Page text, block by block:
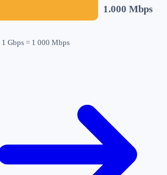
1.000 Mbps
1 Gbps = 1 000 Mbps